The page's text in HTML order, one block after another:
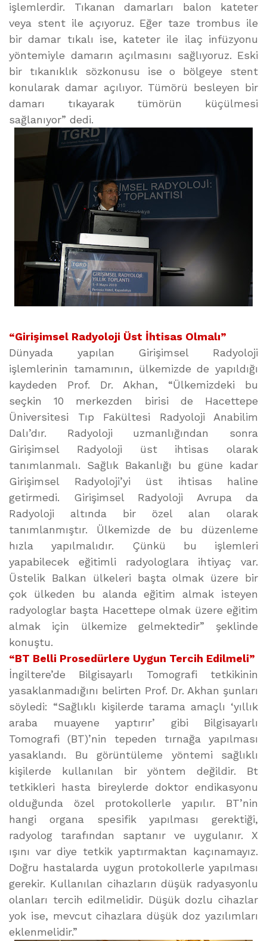
işlemlerdir. Tıkanan damarları balon kateter
veya stent ile açıyoruz. Eğer taze trombus ile
bir damar tıkalı ise, kateter ile ilaç infüzyonu
yöntemiyle damarın açılmasını sağlıyoruz. Eski
bir tıkanıklık sözkonusu ise o bölgeye stent
konularak damar açılıyor. Tümörü besleyen bir
damarı tıkayarak tümörün küçülmesi
sağlanıyor” dedi.
“Girişimsel Radyoloji Üst İhtisas Olmalı”
Dünyada yapılan Girişimsel Radyoloji
işlemlerinin tamamının, ülkemizde de yapıldığı
kaydeden Prof. Dr. Akhan, “Ülkemizdeki bu
seçkin 10 merkezden birisi de Hacettepe
Üniversitesi Tıp Fakültesi Radyoloji Anabilim
Dalı’dır. Radyoloji uzmanlığından sonra
Girişimsel Radyoloji üst ihtisas olarak
tanımlanmalı. Sağlık Bakanlığı bu güne kadar
Girişimsel Radyoloji’yi üst ihtisas haline
getirmedi. Girişimsel Radyoloji Avrupa da
Radyoloji altında bir özel alan olarak
tanımlanmıştır. Ülkemizde de bu düzenleme
hızla yapılmalıdır. Çünkü bu işlemleri
yapabilecek eğitimli radyologlara ihtiyaç var.
Üstelik Balkan ülkeleri başta olmak üzere bir
çok ülkeden bu alanda eğitim almak isteyen
radyologlar başta Hacettepe olmak üzere eğitim
almak için ülkemize gelmektedir” şeklinde
konuştu.
“BT Belli Prosedürlere Uygun Tercih Edilmeli”
İngiltere’de Bilgisayarlı Tomografi tetkikinin
yasaklanmadığını belirten Prof. Dr. Akhan şunları
söyledi: “Sağlıklı kişilerde tarama amaçlı ‘yıllık
araba muayene yaptırır’ gibi Bilgisayarlı
Tomografi (BT)’nin tepeden tırnağa yapılması
yasaklandı. Bu görüntüleme yöntemi sağlıklı
kişilerde kullanılan bir yöntem değildir. Bt
tetkikleri hasta bireylerde doktor endikasyonu
olduğunda özel protokollerle yapılır. BT’nin
hangi organa spesifik yapılması gerektiği,
radyolog tarafından saptanır ve uygulanır. X
ışını var diye tetkik yaptırmaktan kaçınamayız.
Doğru hastalarda uygun protokollerle yapılması
gerekir. Kullanılan cihazların düşük radyasyonlu
olanları tercih edilmelidir. Düşük dozlu cihazlar
yok ise, mevcut cihazlara düşük doz yazılımları
eklenmelidir.”